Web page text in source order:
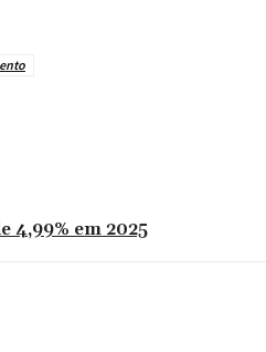
4,99% em 2025